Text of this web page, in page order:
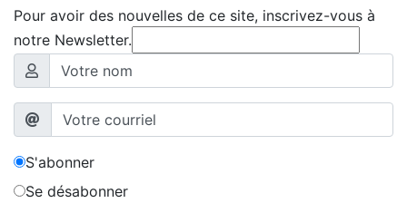
Pour avoir des nouvelles de ce site, inscrivez-vous à
notre Newsletter.
S'abonner
Se désabonner